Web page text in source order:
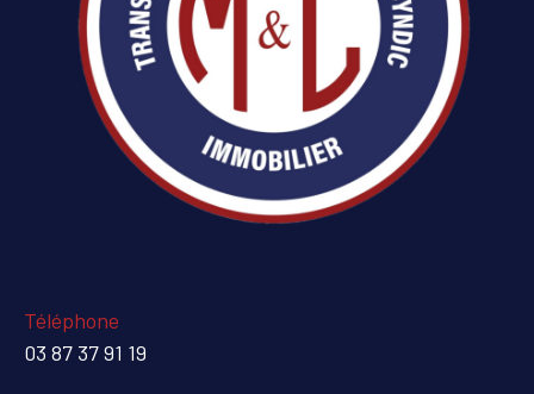
Téléphone
03 87 37 91 19